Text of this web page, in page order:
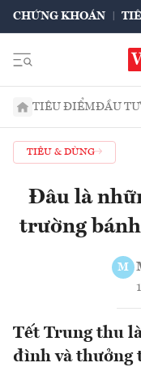
CHỨNG KHOÁN
TIÊU ĐIỂMĐẦU TƯ
TIÊU & DÙNG
Đâu là
trường
M
Tết Trung thu
đình và thưởng